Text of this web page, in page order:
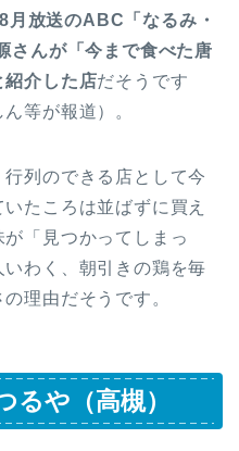
月放送のABC「なるみ・
さんが「今まで食べた唐
紹介した店だそうです
等が報道）。
列のできる店として今
たころは並ばずに買え
「見つかってしまっ
わく、朝引きの鶏を毎
理由だそうです。
るや（高槻）